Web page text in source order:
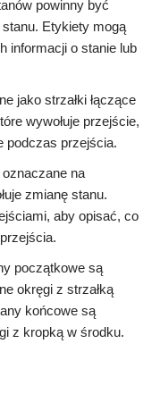
powinny być
Etykiety mogą
informacji o stanie lub
jako strzałki łączące
wywołuje przejście,
podczas przejścia.
na
zmianę stanu.
aby opisać, co
początkowe są
okręgi z strzałką
końcowe są
z kropką w środku.